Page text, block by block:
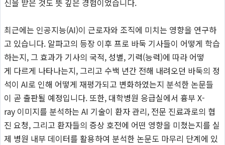
최근에는 인공지능(AI)이 근로자와 조직에 미치는 영향을 연구하
고 있습니다. 알파고의 등장 이후 프로 바둑 기사들이 어떻게 학습
하는지, 그 효과가 기사의 국적, 성별, 기력(능력)에 따라 어떻
게 다르게 나타나는지, 그리고 수백 년간 전해 내려오던 바둑의 정
석이 AI로 인해 어떻게 재평가되고 변화하였는지 분석한 논문들
이 곧 출판될 예정입니다. 또한, 대학병원 응급실에서 흉부 X-
ray 이미지를 분석하는 AI 기술이 환자 관리, 전문 진료과로의 협
진 요청, 그리고 환자들의 증상 호전에 어떤 영향을 미쳤는지를 실
제 병원 내부 데이터를 활용하여 분석한 논문도 마무리 단계에 있